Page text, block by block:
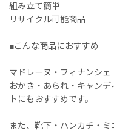
組み立て簡単
リサイクル可能商品
■こんな商品におすすめ
マドレーヌ・フィナンシェ
おかき・あられ・キャン
トにもおすすめです。
また、靴下・ハンカチ・ミ